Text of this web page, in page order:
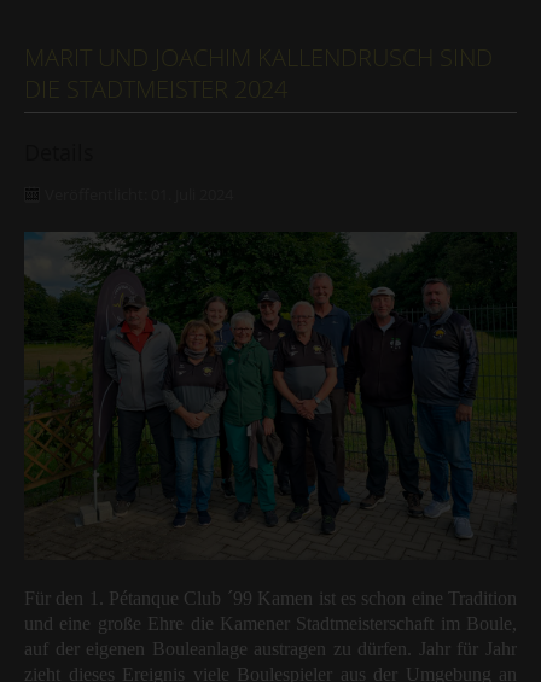
Für den 1. Pétanque Club ´99 Kamen ist es schon eine Tradition
und eine große Ehre die Kamener Stadtmeisterschaft im Boule,
auf der eigenen Bouleanlage austragen zu dürfen. Jahr für Jahr
zieht dieses Ereignis viele Boulespieler aus der Umgebung an